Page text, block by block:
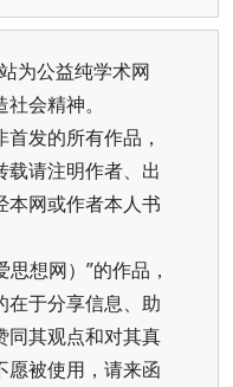
为公益纯学术网
会精神。
发的所有作品，
载请注明作者、出
本网或作者本人书
思想网）”的作品，
在于分享信息、助
同其观点和对其真
愿被使用，请来函